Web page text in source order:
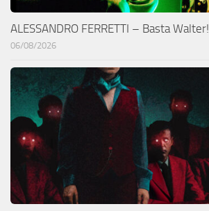
ALESSANDRO FERRETTI – Basta Walter!
06/08/2026